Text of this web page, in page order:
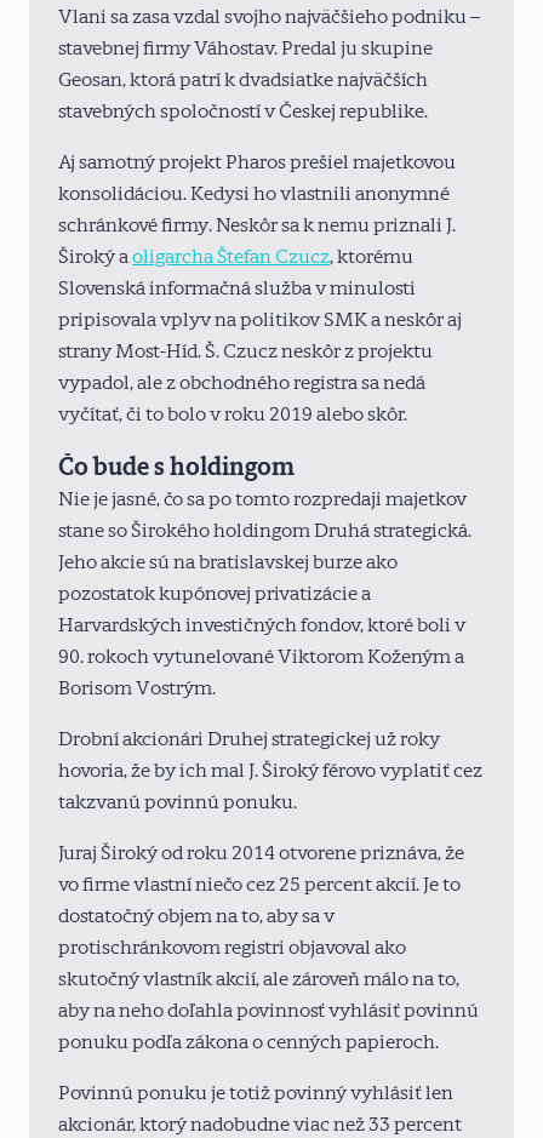
Vlani sa zasa vzdal svojho najväčšieho podniku –
stavebnej firmy Váhostav. Predal ju skupine
Geosan, ktorá patrí k dvadsiatke najväčších
stavebných spoločností v Českej republike.
Aj samotný projekt Pharos prešiel majetkovou
konsolidáciou. Kedysi ho vlastnili anonymné
schránkové firmy. Neskôr sa k nemu priznali J.
Široký aoligarcha Štefan Czucz, ktorému
Slovenská informačná služba v minulosti
pripisovala vplyv na politikov SMK a neskôr aj
strany Most-Híd. Š. Czucz neskôr z projektu
vypadol, ale z obchodného registra sa nedá
vyčítať, či to bolo v roku 2019 alebo skôr.
Čo bude s holdingom
Nie je jasné, čo sa po tomto rozpredaji majetkov
stane so Širokého holdingom Druhá strategická.
Jeho akcie sú na bratislavskej burze ako
pozostatok kupónovej privatizácie a
Harvardských investičných fondov, ktoré boli v
90. rokoch vytunelované Viktorom Koženým a
Borisom Vostrým.
Drobní akcionári Druhej strategickej už roky
hovoria, že by ich mal J. Široký férovo vyplatiť cez
takzvanú povinnú ponuku.
Juraj Široký od roku 2014 otvorene priznáva, že
vo firme vlastní niečo cez 25 percent akcií. Je to
dostatočný objem na to, aby sa v
protischránkovom registri objavoval ako
skutočný vlastník akcií, ale zároveň málo na to,
aby na neho doľahla povinnosť vyhlásiť povinnú
ponuku podľa zákona o cenných papieroch.
Povinnú ponuku je totiž povinný vyhlásiť len
akcionár, ktorý nadobudne viac než 33 percent